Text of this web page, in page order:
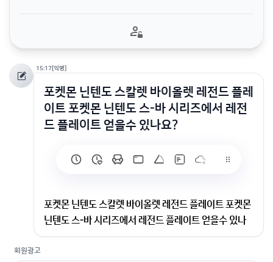
15:17[익명]
포켓몬 닌텐도 스칼렛 바이올렛 레전드 플레
이트 포켓몬 닌텐도 스-바 시리즈에서 레전
드 플레이트 얻을수 있나요?
포켓몬 닌텐도 스칼렛 바이올렛 레전드 플레이트 포켓몬
닌텐도 스-바 시리즈에서 레전드 플레이트 얻을수 있나
요?
회원광고